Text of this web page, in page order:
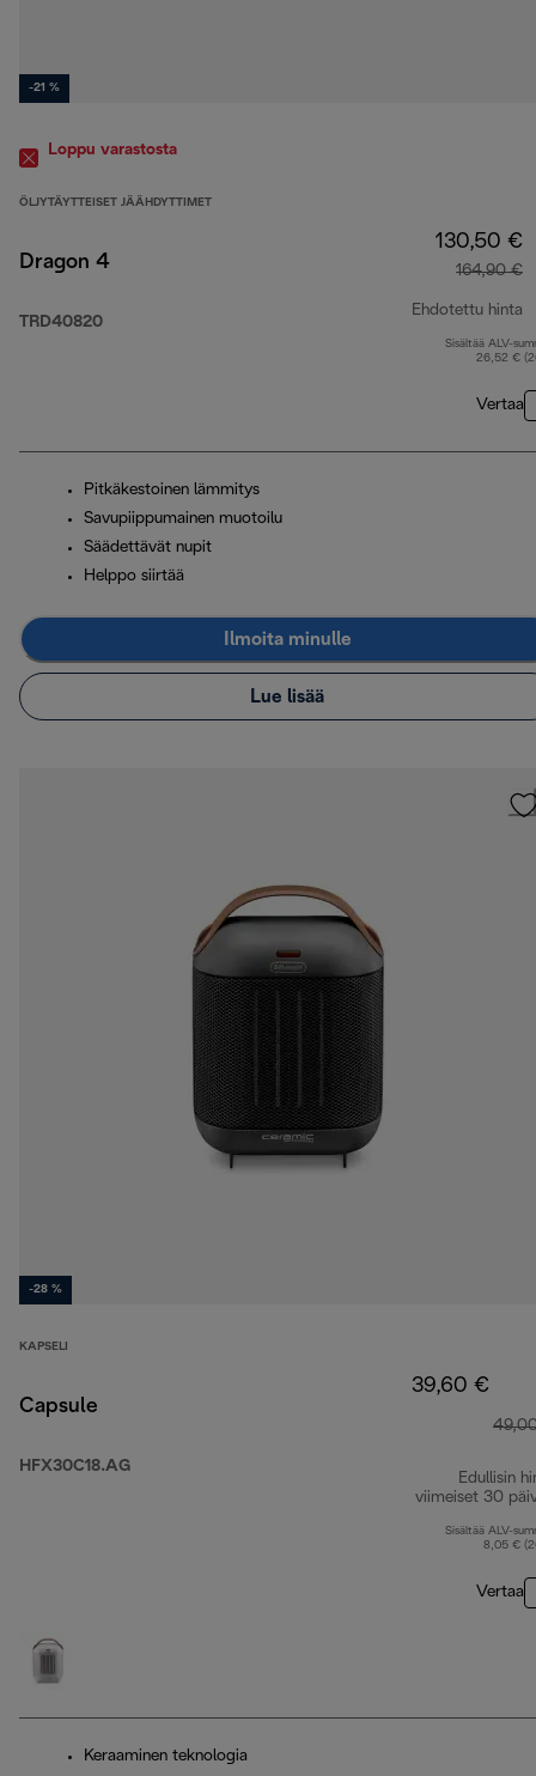
-21 %
Loppu varastosta
ÖLJYTÄYTTEISET JÄÄHDYTTIMET
Dragon 4
TRD40820
130,50 €
164,90 €
Ehdotettu hinta
Sisältää ALV-
26,52 €
Vertaa
Pitkäkestoinen lämmitys
Savupiippumainen muotoilu
Säädettävät nupit
Helppo siirtää
Ilmoita minulle
Lue lisää
-28 %
KAPSELI
Capsule
HFX30C18.AG
39,60 €
Edullisin
viimeiset 30
Sisältää ALV-
8,05 €
Vertaa
Keraaminen teknologia